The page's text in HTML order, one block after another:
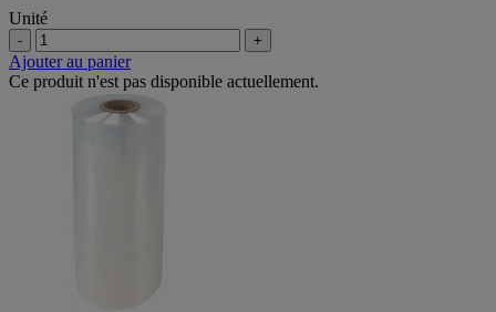
Unité
- +
Ajouter au panier
Ce produit n'est pas disponible actuellement.